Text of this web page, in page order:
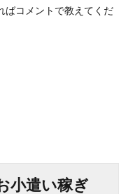
ばコメントで教えてくだ
小遣い稼ぎ